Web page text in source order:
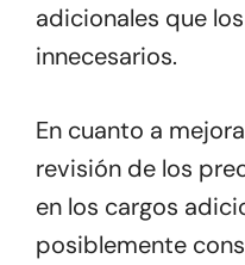
adicionales que
innecesarios.
En cuanto a
revisión de los
en los cargos
posiblemente